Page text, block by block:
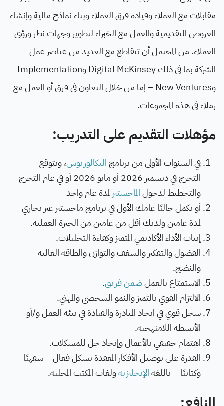
مقابلات مع العملاء وقيادة فرق العملاء وبناء نماذج مالية وإنشاء
العروض التقديمية والعمل مع الخبراء لتطوير وجهات نظر ورؤى
العملاء. من المحتمل أن تتقاطع مع العديد من عناصر عمل
الشركة بما في ذلك Digital McKinsey وImplementation
وNew Ventures – إما من خلال التعاون في فرق أو العمل مع
زملاء في هذه المجموعات.
مؤهلات التقديم على التدريب:
في السنوات الأولى من برنامجالبكالوريوس، ويتوقع
التخرج في ديسمبر 2026 أو مايو 2026 أو في عام التخرج
والتخطيط لدخولالماجستير لمدة عام واحد
أو تكمل حاليًا عامك الأول في برنامج ماجستير غير تجاري
لمدة عامين ولديك أقل من عامين من الخبرة العملية.
إثبات الأداء الأكاديمي المتميز وكفاءة التحليلات.
الفضول والتفكير والشغف والتوازن والطاقة العالية
والنضج.
الاستمتاع بالعملضمن فريق.
الالتزام القوي بالتميز والنمو الشخصي والمهني.
سجل قوي في اتخاذ المبادرة والقيادة في بيئة العمل و/أو
الأنشطة اللامنهجية.
اهتمام حقيقي بالأعمال وإيجاد حل للمشكلات.
القدرة على توصيل الأفكار المعقدة بشكل فعال – شفهيًا
وكتابيًا – باللغةالإنجليزيةولغات المكتب المحلية.